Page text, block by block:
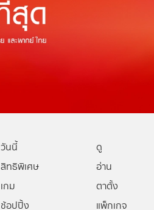
วันนี้
ดู
สิทธิพิเศษ
อ่าน
เกม
ตาตั้ง
ช้อปปิ้ง
แพ็กเกจ